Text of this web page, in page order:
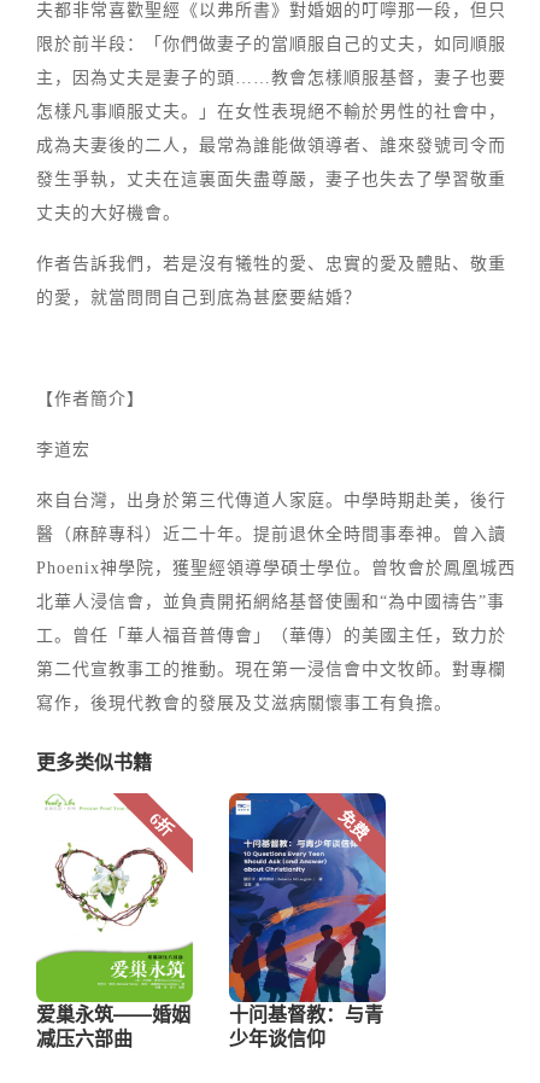
夫都非常喜歡聖經《以弗所書》對婚姻的叮嚀那一段，但只
限於前半段：「你們做妻子的當順服自己的丈夫，如同順服
主，因為丈夫是妻子的頭……教會怎樣順服基督，妻子也要
怎樣凡事順服丈夫。」在女性表現絕不輸於男性的社會中，
成為夫妻後的二人，最常為誰能做領導者、誰來發號司令而
發生爭執，丈夫在這裏面失盡尊嚴，妻子也失去了學習敬重
丈夫的大好機會。
作者告訴我們，若是沒有犧牲的愛、忠實的愛及體貼、敬重
的愛，就當問問自己到底為甚麼要結婚？
【作者簡介】
李道宏
來自台灣，出身於第三代傳道人家庭。中學時期赴美，後行
醫（麻醉專科）近二十年。提前退休全時間事奉神。曾入讀
Phoenix神學院，獲聖經領導學碩士學位。曾牧會於鳳凰城西
北華人浸信會，並負責開拓網絡基督使團和“為中國禱告”事
工。曾任「華人福音普傳會」（華傳）的美國主任，致力於
第二代宣教事工的推動。現在第一浸信會中文牧師。對專欄
寫作，後現代教會的發展及艾滋病關懷事工有負擔。
更多类似书籍